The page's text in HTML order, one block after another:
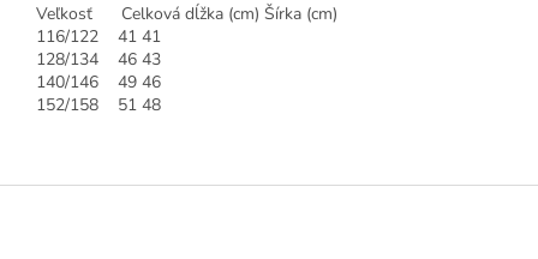
Veľkosť Celková dĺžka (cm) Šírka (cm)
116/122 41 41
128/134 46 43
140/146 49 46
152/158 51 48
Z